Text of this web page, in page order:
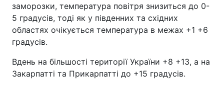
заморозки, температура повітря знизиться до 0-
5 градусів, тоді як у південних та східних
областях очікується температура в межах +1 +6
градусів.
Вдень на більшості території України +8 +13, а на
Закарпатті та Прикарпатті до +15 градусів.